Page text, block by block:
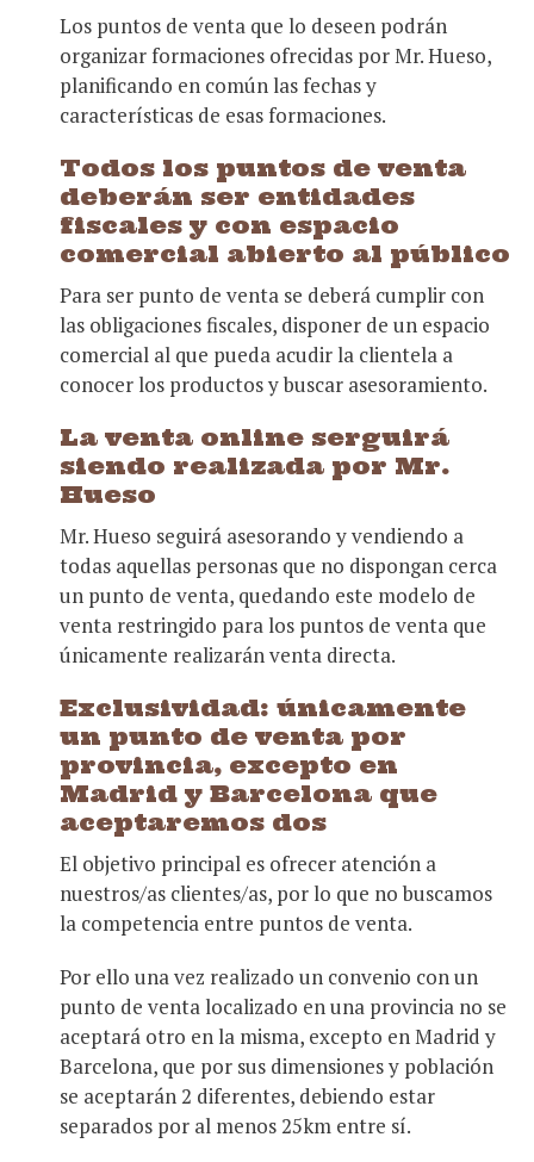
Los puntos de venta que lo deseen podrán
organizar formaciones ofrecidas por Mr. Hueso,
planificando en común las fechas y
características de esas formaciones.
Todos los puntos de venta
deberán ser entidades
fiscales y con espacio
comercial abierto al público
Para ser punto de venta se deberá cumplir con
las obligaciones fiscales, disponer de un espacio
comercial al que pueda acudir la clientela a
conocer los productos y buscar asesoramiento.
La venta online serguirá
siendo realizada por Mr.
Hueso
Mr. Hueso seguirá asesorando y vendiendo a
todas aquellas personas que no dispongan cerca
un punto de venta, quedando este modelo de
venta restringido para los puntos de venta que
únicamente realizarán venta directa.
Exclusividad: únicamente
un punto de venta por
provincia, excepto en
Madrid y Barcelona que
aceptaremos dos
El objetivo principal es ofrecer atención a
nuestros/as clientes/as, por lo que no buscamos
la competencia entre puntos de venta.
Por ello una vez realizado un convenio con un
punto de venta localizado en una provincia no se
aceptará otro en la misma, excepto en Madrid y
Barcelona, que por sus dimensiones y población
se aceptarán 2 diferentes, debiendo estar
separados por al menos 25km entre sí.